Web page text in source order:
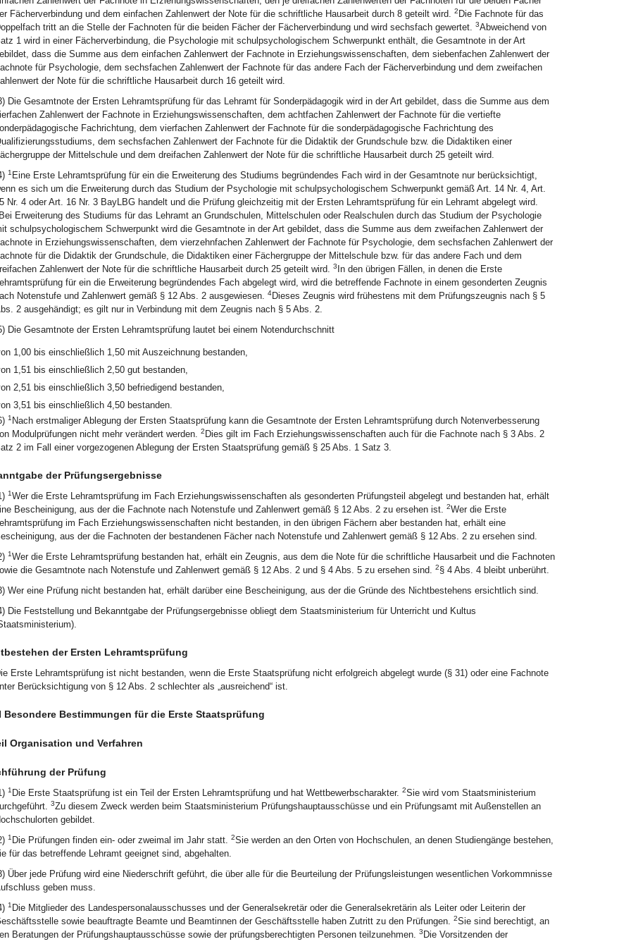
Fächerverbindung und dem einfachen Zahlenwert der Note für die schriftliche Hausarbeit durch 8 geteilt wird. 2 Die Fachnote für das
tritt an die Stelle der Fachnoten für die beiden Fächer der Fächerverbindung und wird sechsfach gewertet. 3Abweichend von
1 wird in einer Fächerverbindung, die Psychologie mit schulpsychologischem Schwerpunkt enthält, die Gesamtnote in der Art
dass die Summe aus dem einfachen Zahlenwert der Fachnote in Erziehungswissenschaften, dem siebenfachen Zahlenwert der
für Psychologie, dem sechsfachen Zahlenwert der Fachnote für das andere Fach der Fächerverbindung und dem zweifachen
der Note für die schriftliche Hausarbeit durch 16 geteilt wird.
Die Gesamtnote der Ersten Lehramtsprüfung für das Lehramt für Sonderpädagogik wird in der Art gebildet, dass die Summe aus dem
Zahlenwert der Fachnote in Erziehungswissenschaften, dem achtfachen Zahlenwert der Fachnote für die vertiefte
Fachrichtung, dem vierfachen Zahlenwert der Fachnote für die sonderpädagogische Fachrichtung des
dem sechsfachen Zahlenwert der Fachnote für die Didaktik der Grundschule bzw. die Didaktiken einer
der Mittelschule und dem dreifachen Zahlenwert der Note für die schriftliche Hausarbeit durch 25 geteilt wird.
1 Eine Erste Lehramtsprüfung für ein die Erweiterung des Studiums begründendes Fach wird in der Gesamtnote nur berücksichtigt,
es sich um die Erweiterung durch das Studium der Psychologie mit schulpsychologischem Schwerpunkt gemäß Art. 14 Nr. 4, Art.
Nr. 4 oder Art. 16 Nr. 3 BayLBG handelt und die Prüfung gleichzeitig mit der Ersten Lehramtsprüfung für ein Lehramt abgelegt wird.
Bei Erweiterung des Studiums für das Lehramt an Grundschulen, Mittelschulen oder Realschulen durch das Studium der Psychologie
schulpsychologischem Schwerpunkt wird die Gesamtnote in der Art gebildet, dass die Summe aus dem zweifachen Zahlenwert der
in Erziehungswissenschaften, dem vierzehnfachen Zahlenwert der Fachnote für Psychologie, dem sechsfachen Zahlenwert der
für die Didaktik der Grundschule, die Didaktiken einer Fächergruppe der Mittelschule bzw. für das andere Fach und dem
Zahlenwert der Note für die schriftliche Hausarbeit durch 25 geteilt wird. 3 In den übrigen Fällen, in denen die Erste
für ein die Erweiterung begründendes Fach abgelegt wird, wird die betreffende Fachnote in einem gesonderten Zeugnis
Notenstufe und Zahlenwert gemäß § 12 Abs. 2 ausgewiesen. 4Dieses Zeugnis wird frühestens mit dem Prüfungszeugnis nach § 5
2 ausgehändigt; es gilt nur in Verbindung mit dem Zeugnis nach § 5 Abs. 2.
Die Gesamtnote der Ersten Lehramtsprüfung lautet bei einem Notendurchschnitt
1,00 bis einschließlich 1,50 mit Auszeichnung bestanden,
1,51 bis einschließlich 2,50 gut bestanden,
2,51 bis einschließlich 3,50 befriedigend bestanden,
3,51 bis einschließlich 4,50 bestanden.
1 Nach erstmaliger Ablegung der Ersten Staatsprüfung kann die Gesamtnote der Ersten Lehramtsprüfung durch Notenverbesserung
Modulprüfungen nicht mehr verändert werden. 2 Dies gilt im Fach Erziehungswissenschaften auch für die Fachnote nach § 3 Abs. 2
2 im Fall einer vorgezogenen Ablegung der Ersten Staatsprüfung gemäß § 25 Abs. 1 Satz 3.
der Prüfungsergebnisse
1Wer die Erste Lehramtsprüfung im Fach Erziehungswissenschaften als gesonderten Prüfungsteil abgelegt und bestanden hat, erhält
Bescheinigung, aus der die Fachnote nach Notenstufe und Zahlenwert gemäß § 12 Abs. 2 zu ersehen ist. 2Wer die Erste
im Fach Erziehungswissenschaften nicht bestanden, in den übrigen Fächern aber bestanden hat, erhält eine
aus der die Fachnoten der bestandenen Fächer nach Notenstufe und Zahlenwert gemäß § 12 Abs. 2 zu ersehen sind.
1Wer die Erste Lehramtsprüfung bestanden hat, erhält ein Zeugnis, aus dem die Note für die schriftliche Hausarbeit und die Fachnoten
die Gesamtnote nach Notenstufe und Zahlenwert gemäß § 12 Abs. 2 und § 4 Abs. 5 zu ersehen sind. 2§ 4 Abs. 4 bleibt unberührt.
Wer eine Prüfung nicht bestanden hat, erhält darüber eine Bescheinigung, aus der die Gründe des Nichtbestehens ersichtlich sind.
Die Feststellung und Bekanntgabe der Prüfungsergebnisse obliegt dem Staatsministerium für Unterricht und Kultus
der Ersten Lehramtsprüfung
Erste Lehramtsprüfung ist nicht bestanden, wenn die Erste Staatsprüfung nicht erfolgreich abgelegt wurde (§ 31) oder eine Fachnote
Berücksichtigung von § 12 Abs. 2 schlechter als „ausreichend“ ist.
Besondere Bestimmungen für die Erste Staatsprüfung
Organisation und Verfahren
der Prüfung
1 Die Erste Staatsprüfung ist ein Teil der Ersten Lehramtsprüfung und hat Wettbewerbscharakter. 2Sie wird vom Staatsministerium
3Zu diesem Zweck werden beim Staatsministerium Prüfungshauptausschüsse und ein Prüfungsamt mit Außenstellen an
gebildet.
1 Die Prüfungen finden ein- oder zweimal im Jahr statt. 2Sie werden an den Orten von Hochschulen, an denen Studiengänge bestehen,
für das betreffende Lehramt geeignet sind, abgehalten.
Über jede Prüfung wird eine Niederschrift geführt, die über alle für die Beurteilung der Prüfungsleistungen wesentlichen Vorkommnisse
geben muss.
1 Die Mitglieder des Landespersonalausschusses und der Generalsekretär oder die Generalsekretärin als Leiter oder Leiterin der
sowie beauftragte Beamte und Beamtinnen der Geschäftsstelle haben Zutritt zu den Prüfungen. 2Sie sind berechtigt, an
Beratungen der Prüfungshauptausschüsse sowie der prüfungsberechtigten Personen teilzunehmen. 3 Die Vorsitzenden der